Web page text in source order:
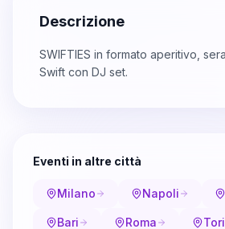
Descrizione
SWIFTIES in formato aperitivo,
Swift con DJ set.
Eventi in altre città
Milano Napoli
Bari Roma